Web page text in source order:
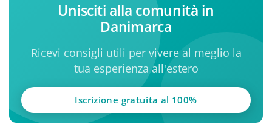
Unisciti alla comunità in
Danimarca
Ricevi consigli utili per vivere al meglio la
tua esperienza all'estero
Iscrizione gratuita al 100%